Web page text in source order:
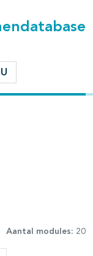
Aantal modules: 20